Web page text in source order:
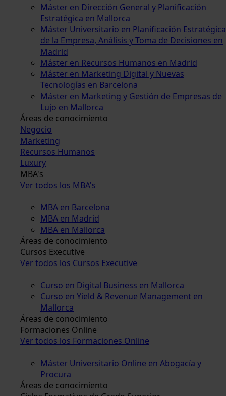
Máster en Dirección General y Planificación
Estratégica en Mallorca
Máster Universitario en Planificación Estratégica
de la Empresa, Análisis y Toma de Decisiones en
Madrid
Máster en Recursos Humanos en Madrid
Máster en Marketing Digital y Nuevas
Tecnologías en Barcelona
Máster en Marketing y Gestión de Empresas de
Lujo en Mallorca
Áreas de conocimiento
Negocio
Marketing
Recursos Humanos
Luxury
MBA's
Ver todos los MBA's
MBA en Barcelona
MBA en Madrid
MBA en Mallorca
Áreas de conocimiento
Cursos Executive
Ver todos los Cursos Executive
Curso en Digital Business en Mallorca
Curso en Yield & Revenue Management en
Mallorca
Áreas de conocimiento
Formaciones Online
Ver todos los Formaciones Online
Máster Universitario Online en Abogacía y
Procura
Áreas de conocimiento